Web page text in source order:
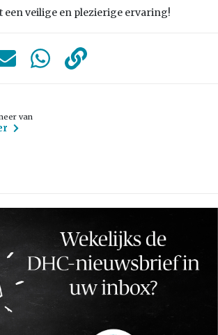
een veilige en plezierige ervaring!
van